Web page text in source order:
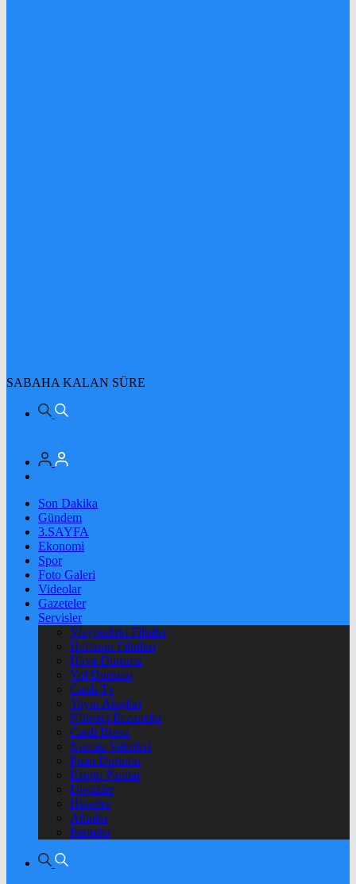
SABAHA KALAN SÜRE
Son Dakika
Gündem
3.SAYFA
Ekonomi
Spor
Foto Galeri
Videolar
Gazeteler
Servisler
Vizyondaki Filmler
Haftanin Filmleri
Hava Durumu
Yol Durumu
Canlı Tv
Yayın Akışları
Nöbetçi Eczaneler
Canlı Borsa
Namaz Vakitleri
Puan Durumu
Kripto Paralar
Dövizler
Hisseler
Altınlar
Pariteler